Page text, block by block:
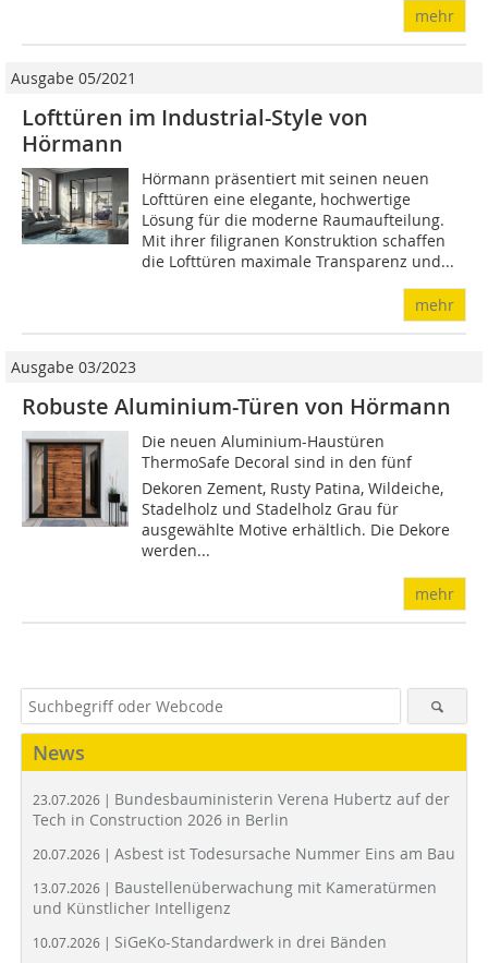
mehr
Ausgabe 05/2021
Lofttüren im Industrial-Style von
Hörmann
Hörmann präsentiert mit seinen neuen
Lofttüren eine elegante, hochwertige
Lösung für die moderne Raumaufteilung.
Mit ihrer filigranen Konstruktion schaffen
die Lofttüren maximale Transparenz und...
mehr
Ausgabe 03/2023
Robuste Aluminium-Türen von Hörmann
Die neuen Aluminium-Haustüren
ThermoSafe Decoral sind in den fünf
Dekoren Zement, Rusty Patina, Wildeiche,
Stadelholz und Stadelholz Grau für
ausgewählte Motive erhältlich. Die Dekore
werden...
mehr
News
23.07.2026 | Bundesbauministerin Verena Hubertz auf der
Tech in Construction 2026 in Berlin
20.07.2026 | Asbest ist Todesursache Nummer Eins am Bau
13.07.2026 | Baustellenüberwachung mit Kameratürmen
und Künstlicher Intelligenz
10.07.2026 | SiGeKo-Standardwerk in drei Bänden